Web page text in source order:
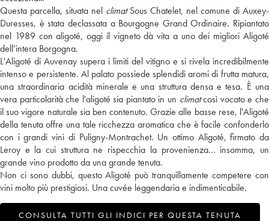
Questa parcella, situata nel climatSous Chatelet, nel comune di Auxey-
Duresses, è stata declassata a Bourgogne Grand Ordinaire. Ripiantato
nel 1989 con aligoté, oggi il vigneto dà vita a uno dei migliori Aligoté
dell’intera Borgogna.
L'Aligoté di Auvenay supera i limiti del vitigno e si rivela incredibilmente
intenso e persistente. Al palato possiede splendidi aromi di frutta matura,
una straordinaria acidità minerale e una struttura densa e tesa. È una
vera particolarità che l'aligoté sia piantato in un climatcosì vocato e che
il suo vigore naturale sia ben contenuto. Grazie alle basse rese, l'Aligoté
della tenuta offre una tale ricchezza aromatica che è facile confonderlo
con i grandi vini di Puligny-Montrachet. Un ottimo Aligoté, firmato da
Leroy e la cui struttura ne rispecchia la provenienza... insomma, un
grande vino prodotto da una grande tenuta.
Non ci sono dubbi, questo Aligoté può tranquillamente competere con
vini molto più prestigiosi. Una cuvée leggendaria e indimenticabile.
CONSULTA TUTTI GLI INDICI PER QUESTA TENUTA